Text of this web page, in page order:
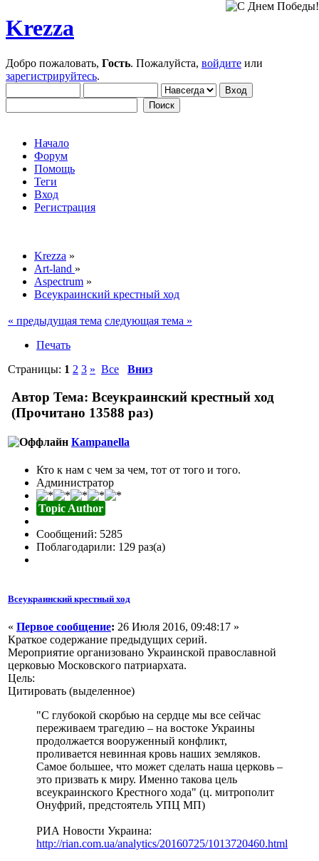
Krezza
Добро пожаловать, Гость. Пожалуйста, войдите или
зарегистрируйтесь.
Начало
Форум
Помощь
Теги
Вход
Регистрация
Krezza »
Art-land »
Aspectrum »
Всеукраинский крестный ход
« предыдущая тема следующая тема »
Печать
Страницы: 1 2 3 » Все Вниз
Автор Тема: Всеукраинский крестный ход
(Прочитано 13588 раз)
Кampanella
Кто к нам с чем за чем, тот от того и того.
Администратор
Topic Author
Сообщений: 5285
Поблагодарили: 129 раз(а)
Всеукраинский крестный ход
« Первое сообщение: 26 Июля 2016, 09:48:17 »
Краткое содержание предыдущих серий.
Мероприятие организовано Украинской православной
церковью Московского патриархата.
Цель:
Цитировать (выделенное)
"С глубокой скорбью на сердце мы все сейчас
переживаем трагедию – на востоке Украины
продолжается вооруженный конфликт,
проливается невинная кровь наших земляков.
Самое большее, что может сделать наша церковь –
это призвать к миру. Именно такова цель
всеукраинского Крестного хода" (ц. митрополит
Онуфрий, предстоятель УПЦ МП)
РИА Новости Украина:
http://rian.com.ua/analytics/20160725/1013720460.html